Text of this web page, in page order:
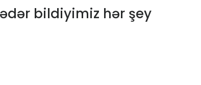
bildiyimiz hər şey